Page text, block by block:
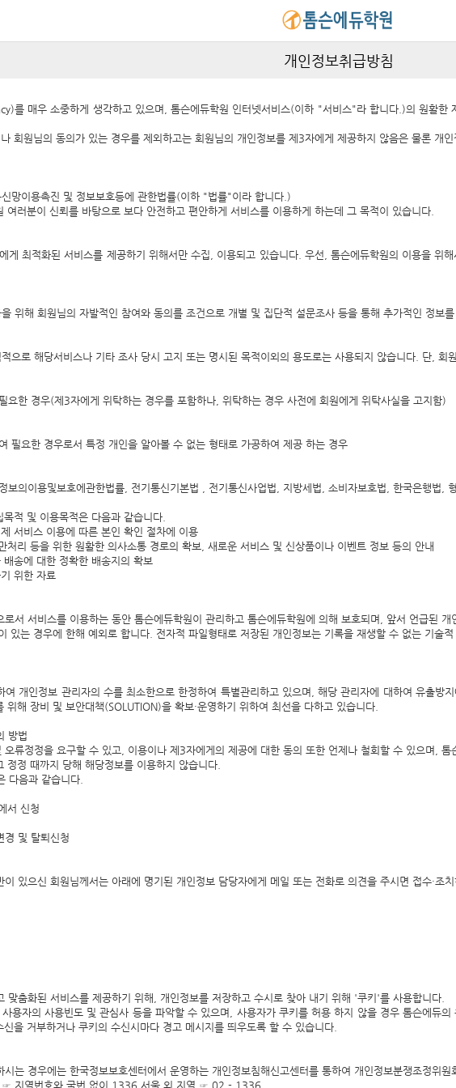
개인정보취급방침
를 매우 소중하게 생각하고 있으며, 톰슨에듀학원 인터넷서비스(이하 "서비스"라 합니다.)의 원활
회원님의 동의가 있는 경우를 제외하고는 회원님의 개인정보를 제3자에게 제공하지 않음은 물론 개
망이용촉진 및 정보보호등에 관한법률(이하 "법률"이라 합니다.)
여러분이 신뢰를 바탕으로 보다 안전하고 편안하게 서비스를 이용하게 하는데 그 목적이 있습니다.
게 최적화된 서비스를 제공하기 위해서만 수집, 이용되고 있습니다. 우선, 톰슨에듀학원의 이용을
위해 회원님의 자발적인 참여와 동의를 조건으로 개별 및 집단적 설문조사 등을 통해 추가적인 정보를
으로 해당서비스나 기타 조사 당시 고지 또는 명시된 목적이외의 용도로는 사용되지 않습니다. 단, 회
요한 경우(제3자에게 위탁하는 경우를 포함하나, 위탁하는 경우 사전에 회원에게 위탁사실을 고지함)
필요한 경우로서 특정 개인을 알아볼 수 없는 형태로 가공하여 제공 하는 경우
보의이용및보호에관한법률, 전기통신기본법 , 전기통신사업법, 지방세법, 소비자보호법, 한국은행법,
적 및 이용목적은 다음과 같습니다.
서비스 이용에 따른 본인 확인 절차에 이용
리 등을 위한 원활한 의사소통 경로의 확보, 새로운 서비스 및 신상품이나 이벤트 정보 등의 안내
송에 대한 정확한 배송지의 확보
위한 자료
서 서비스를 이용하는 동안 톰슨에듀학원이 관리하고 톰슨에듀학원에 의해 보호되며, 앞서 언급된
있는 경우에 한해 예외로 합니다. 전자적 파일형태로 저장된 개인정보는 기록을 재생할 수 없는 기술적
개인정보 관리자의 수를 최소한으로 한정하여 특별관리하고 있으며, 해당 관리자에 대하여 유출
해 장비 및 보안대책(SOLUTION)을 확보·운영하기 위하여 최선을 다하고 있습니다.
방법
류정정을 요구할 수 있고, 이용이나 제3자에게의 제공에 대한 동의 또한 언제나 철회할 수 있으며, 톰
정 때까지 당해 해당정보를 이용하지 않습니다.
다음과 같습니다.
서 신청
및 탈퇴신청
있으신 회원님께서는 아래에 명기된 개인정보 담당자에게 메일 또는 전화로 의견을 주시면 접수·조
맞춤화된 서비스를 제공하기 위해, 개인정보를 저장하고 수시로 찾아 내기 위해 '쿠키'를 사용합니다.
용자의 사용빈도 및 관심사 등을 파악할 수 있으며, 사용자가 쿠키를 허용 하지 않을 경우 톰슨에듀
을 거부하거나 쿠키의 수신시마다 경고 메시지를 띄우도록 할 수 있습니다.
는 경우에는 한국정보보호센터에서 운영하는 개인정보침해신고센터를 통하여 개인정보분쟁조정위원
☞ 지역번호와 국번 없이 1336 서울 외 지역 ☞ 02 - 1336